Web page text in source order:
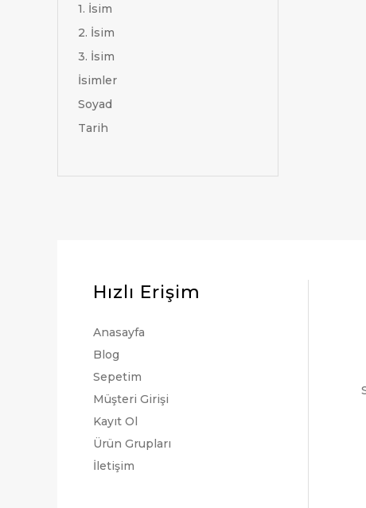
1. İsim
2. İsim
3. İsim
İsimler
Soyad
Tarih
Hızlı Erişim
Anasayfa
Blog
Sepetim
Müşteri Girişi
Kayıt Ol
Ürün Grupları
İletişim